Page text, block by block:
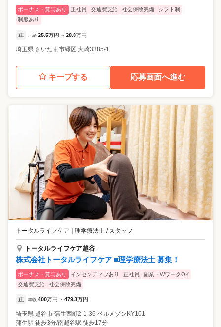
ボーナス・賞与あり 正社員 交通費支給 社会保険完備
シフト制
制服あり
正 月給 25.5万円 ~ 28.8万円
埼玉県 さいたま市緑区 大崎3385-1
キープする 応募画面へ進む
トータルライフケア 理学療法士 / スタッフ
トータルライフケア越谷
株式会社トータルライフケア ■理学療法士 募集！
ボーナス・賞与あり インセンティブあり 正社員
副業・WワークOK
交通費支給
社会保険完備
正 年収 400万円 ~ 479.3万円
埼玉県 越谷市 蒲生西町2-1-36 ベルメゾンKY101
蒲生駅 徒歩3分/南越谷駅 徒歩17分